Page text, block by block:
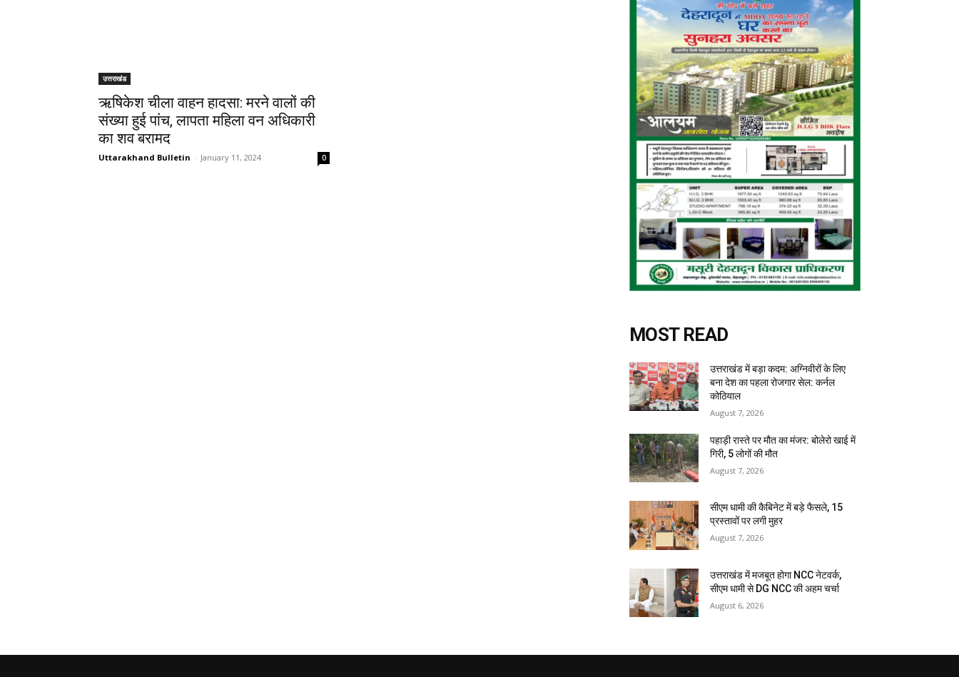
उत्तराखंड
ऋषिकेश चीला वाहन हादसा: मरने वालों की
संख्या हुई पांच, लापता महिला वन अधिकारी
का शव बरामद
Uttarakhand Bulletin - January 11, 2024 0
MOST READ
उत्तराखंड में बड़ा कदम: अग्निवीरों के लिए
बना देश का पहला रोजगार सेल: कर्नल
कोठियाल
August 7, 2026
पहाड़ी रास्ते पर मौत का मंजर: बोलेरो खाई में
गिरी, 5 लोगों की मौत
August 7, 2026
सीएम धामी की कैबिनेट में बड़े फैसले, 15
प्रस्तावों पर लगी मुहर
August 7, 2026
उत्तराखंड में मजबूत होगा NCC नेटवर्क,
सीएम धामी से DG NCC की अहम चर्चा
August 6, 2026